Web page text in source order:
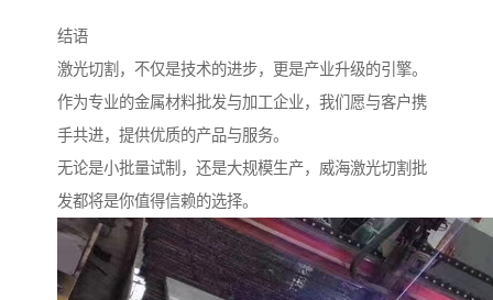
结语
激光切割，不仅是技术的进步，更是产业升级的引擎。
作为专业的金属材料批发与加工企业，我们愿与客户携
手共进，提供优质的产品与服务。
无论是小批量试制，还是大规模生产，威海激光切割批
发都将是你值得信赖的选择。